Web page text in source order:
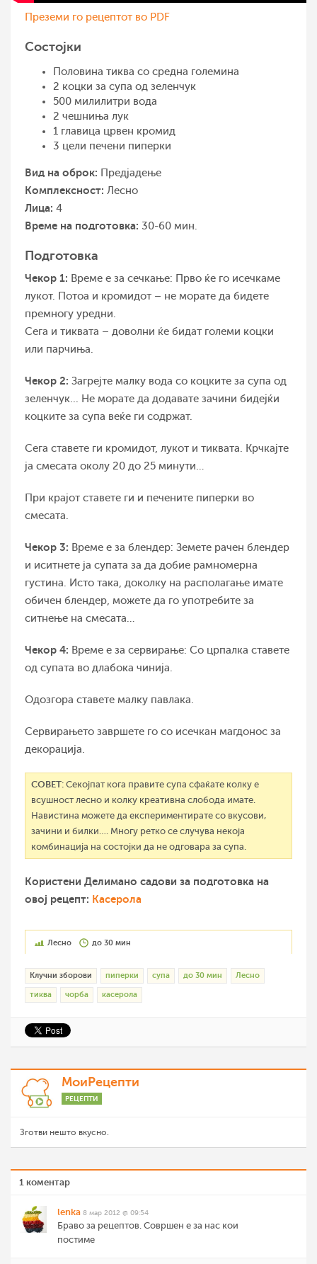
Преземи го рецептот во PDF
Состојки
Половина тиква со средна големина
2 коцки за супа од зеленчук
500 милилитри вода
2 чешниња лук
1 главица црвен кромид
3 цели печени пиперки
Вид на оброк: Предјадење
Комплексност: Лесно
Лица: 4
Време на подготовка: 30-60 мин.
Подготовка
Чекор 1: Време е за сечкање: Прво ќе го исечкаме
лукот. Потоа и кромидот – не морате да бидете
премногу уредни.
Сега и тиквата – доволни ќе бидат големи коцки
или парчиња.
Чекор 2: Загрејте малку вода со коцките за супа од
зеленчук... Не морате да додавате зачини бидејќи
коцките за супа веќе ги содржат.
Сега ставете ги кромидот, лукот и тиквата. Крчкајте
ја смесата околу 20 до 25 минути…
При крајот ставете ги и печените пиперки во
смесата.
Чекор 3: Време е за блендер: Земете рачен блендер
и иситнете ја супата за да добие рамномерна
густина. Исто така, доколку на располагање имате
обичен блендер, можете да го употребите за
ситнење на смесата…
Чекор 4: Време е за сервирање: Со црпалка ставете
од супата во длабока чинија.
Одозгора ставете малку павлака.
Сервирањето завршете го со исечкан магдонос за
декорација.
СОВЕТ: Секојпат кога правите супа сфаќате колку е
всушност лесно и колку креативна слобода имате.
Навистина можете да експериментирате со вкусови,
зачини и билки…. Многу ретко се случува некоја
комбинација на состојки да не одговара за супа.
Користени Делимано садови за подготовка на
овој рецепт: Касерола
Лесно до 30 мин
Клучни зборови пиперки супа до 30 мин Лесно
тиква чорба касерола
МоиРецепти
РЕЦЕПТИ
Зготви нешто вкусно.
1 коментар
lenka 8 мар 2012 @ 09:54
Браво за рецептов. Совршен е за нас кои
постиме